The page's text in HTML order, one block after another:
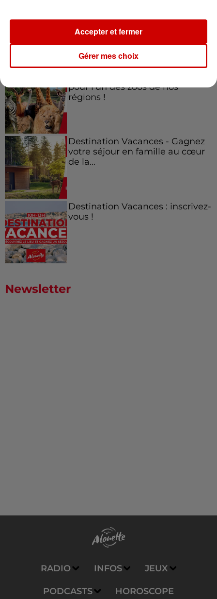
festival Marché Gourmand 2026
à Coulon !
pour l'un des zoos de nos
régions !
Destination Vacances - Gagnez
votre séjour en famille au cœur
de la...
Destination Vacances : inscrivez-
vous !
Newsletter
RADIO INFOS JEUX
PODCASTS HOROSCOPE
Gérer mes choix
Accepter et fermer